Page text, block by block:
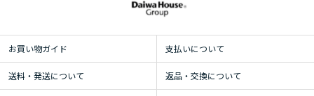
お買い物ガイド 支払いについて
送料・発送について 返品・交換について